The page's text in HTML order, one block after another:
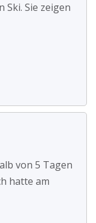
Ski. Sie zeigen
von 5 Tagen
hatte am